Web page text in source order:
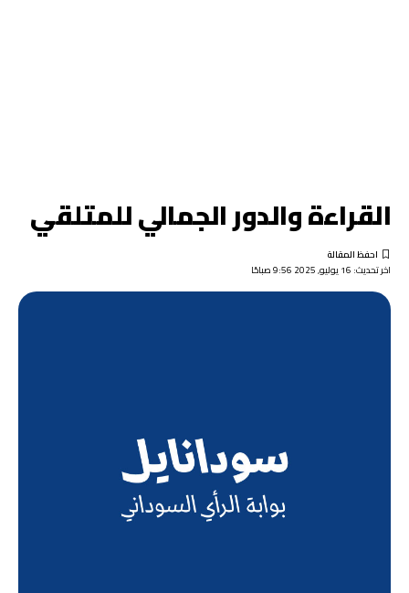
القراءة والدور الجمالي للمتلقي
اخر تحديث: 16 يوليو, 2025 9:56 صباحًا